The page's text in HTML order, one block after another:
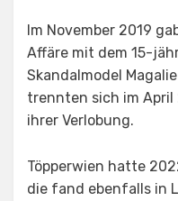
Im November 2019
Affäre mit dem 15-
Skandalmodel
trennten sich im
ihrer Verlobung.
Töpperwien hatte
die fand ebenfalls in